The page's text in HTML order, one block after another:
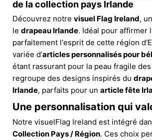
de la collection pays Irlande
Découvrez notre visuel Flag Ireland,
le drapeau Irlande. Idéal pour affirmer
parfaitement l'esprit de cette région
variée d’articles personnalisés pour
étant rassurant pour la peau fragile
regroupe des designs inspirés du
Irlande, parfaits pour un article fête
Une personnalisation qui
Notre visuelFlag Ireland est intégré
Collection Pays / Région. Ces choix